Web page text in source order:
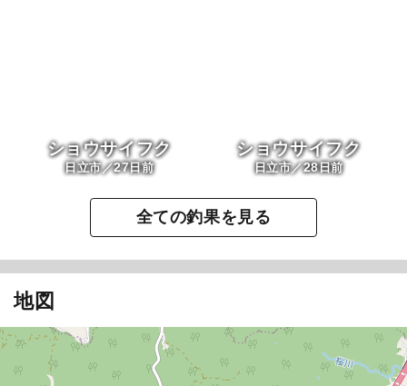
ショウサイフク
日立市／27日前
ショウサイフク
日立市／28日前
全ての釣果を見る
地図